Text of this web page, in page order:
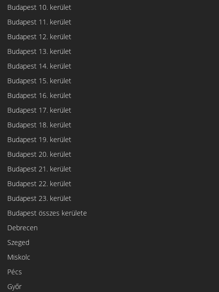
Budapest 10. kerület
Budapest 11. kerület
Budapest 12. kerület
Budapest 13. kerület
Budapest 14. kerület
Budapest 15. kerület
Budapest 16. kerület
Budapest 17. kerület
Budapest 18. kerület
Budapest 19. kerület
Budapest 20. kerület
Budapest 21. kerület
Budapest 22. kerület
Budapest 23. kerület
Budapest összes kerülete
Debrecen
Szeged
Miskolc
Pécs
Győr